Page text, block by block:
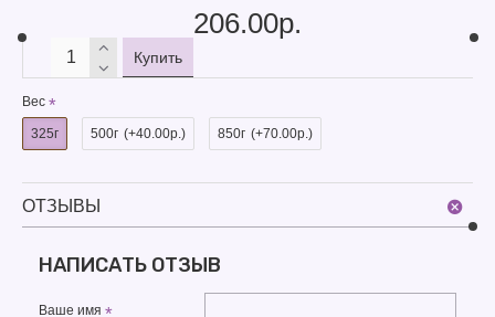
206.00р.
Купить
Вес
325г 500г (+40.00р.) 850г (+70.00р.)
ОТЗЫВЫ
НАПИСАТЬ ОТЗЫВ
Ваше имя